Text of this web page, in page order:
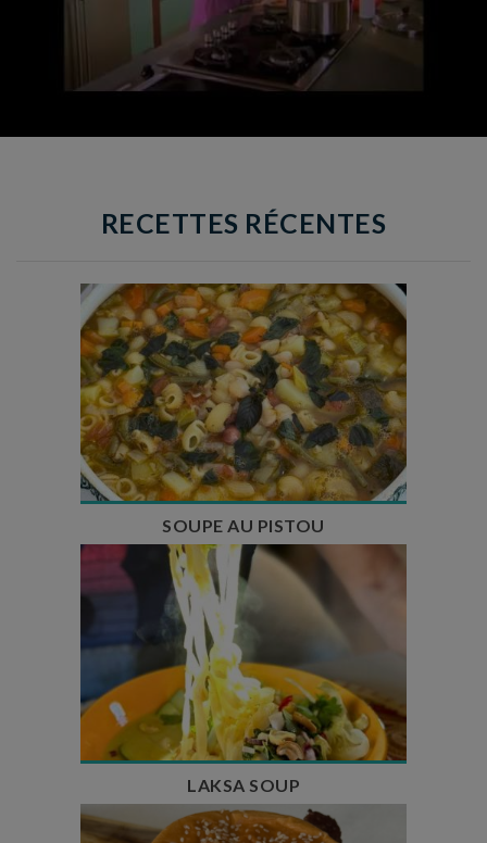
RECETTES RÉCENTES
Temps de préparation : 35 min
Temps de cuisson : 1h15
Nombre de couverts : 8
SOUPE AU PISTOU
Temps de préparation : 40 min
Temps de cuisson : 25 min
Nombre de couverts : 4
LAKSA SOUP